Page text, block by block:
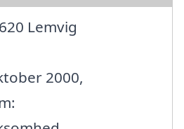
Lemvig
2000,